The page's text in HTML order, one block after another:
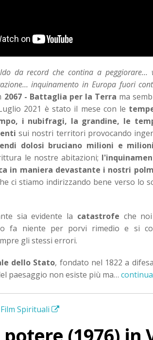
da record che contina a
inquinamento in Europa fuori
2067 - Battaglia per la Terra ma
2021 è stato il mese con le
i nubifragi, la grandine, le
sui nostri territori provocando
dolosi bruciano milioni e
le nostre abitazioni;
in maniera devastante i nostri
ci stiamo indirizzando bene verso lo
sia evidente la catastrofe che
fa niente per porvi rimedio e si
gli stessi errori.
dello Stato, fondato nel 1822 a
paesaggio non esiste più ma… continua
Film Spirituali